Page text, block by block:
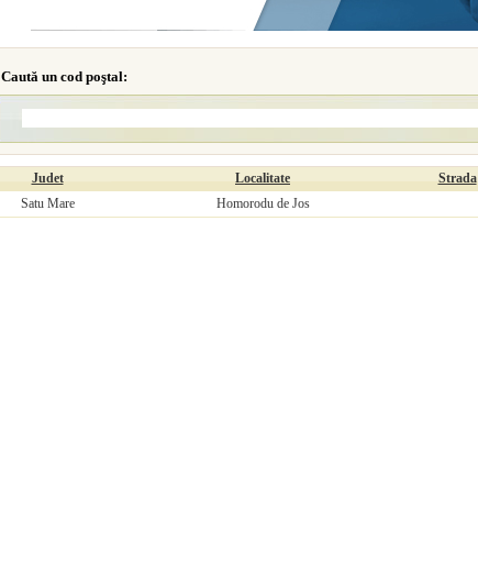
Caută un cod poştal:
Judet Localitate Strada
Satu Mare
Homorodu de Jos